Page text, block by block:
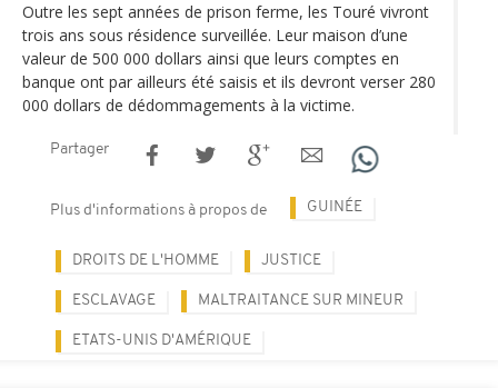
Outre les sept années de prison ferme, les Touré vivront
trois ans sous résidence surveillée. Leur maison d’une
valeur de 500 000 dollars ainsi que leurs comptes en
banque ont par ailleurs été saisis et ils devront verser 280
000 dollars de dédommagements à la victime.
Partager
Plus d'informations à propos de GUINÉE
DROITS DE L'HOMME JUSTICE
ESCLAVAGE MALTRAITANCE SUR MINEUR
ETATS-UNIS D'AMÉRIQUE